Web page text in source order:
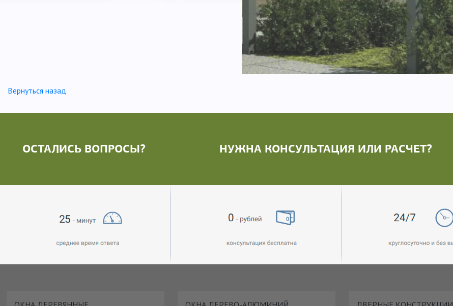
Вернуться назад
ОСТАЛИСЬ ВОПРОСЫ? НУЖНА КОНСУЛЬТАЦИЯ ИЛИ РАСЧЕТ?